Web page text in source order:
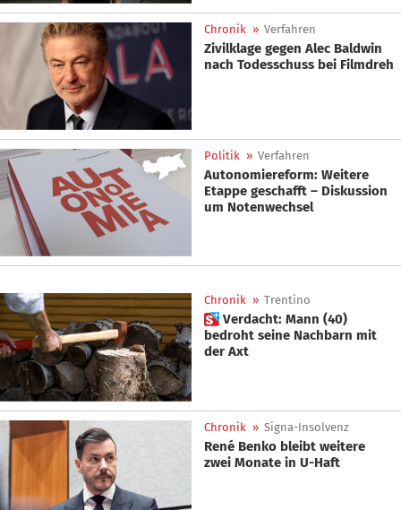
Chronik » Verfahren
Zivilklage gegen Alec Baldwin
nach Todesschuss bei Filmdreh
Politik » Verfahren
Autonomiereform: Weitere
Etappe geschafft – Diskussion
um Notenwechsel
Chronik » Trentino
 Verdacht: Mann (40)
bedroht seine Nachbarn mit
der Axt
Chronik » Signa-Insolvenz
René Benko bleibt weitere
zwei Monate in U-Haft